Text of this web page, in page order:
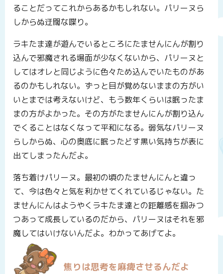
ることだってこれからあるかもしれない。パリーヌら
しからぬ迂闊な喋り。
ラキたま達が遊んでいるところにたませんにんが割り
込んで邪魔される場面が少なくないから、パリーヌと
してはオレと同じように色々ため込んでいたものがあ
るのかもしれない。ずっと目が覚めないままの方がい
いとまでは考えないけど、もう数年くらいは眠ったま
まの方がよかった。その方がたませんにんが割り込ん
でくることはなくなって平和になる。弱気なパリーヌ
らしからぬ、心の奥底に眠ったどす黒い気持ちが表に
出てしまったんだよ。
落ち着けパリーヌ。最初の頃のたませんにんと違っ
て、今は色々と気を利かせてくれているじゃない。た
ませんにんはようやくラキたま達との距離感を掴みつ
つあって成長しているのだから、パリーヌはそれを邪
魔してはいけないんだよ。わかってあげてよ。
焦りは思考を麻痺させるんだよ